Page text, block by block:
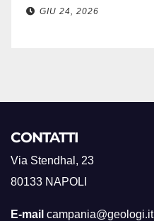
GIU 24, 2026
CONTATTI
Via Stendhal, 23
80133 NAPOLI
E-mail campania@geologi.it